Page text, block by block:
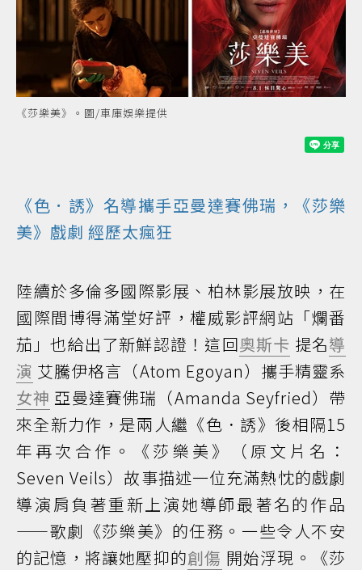
《莎樂美》。圖/車庫娛樂提供
《色．誘》名導攜手亞曼達賽佛瑞，《莎樂
美》 戲劇 經歷太瘋狂
陸續於多倫多國際影展、柏林影展放映，在
國際間博得滿堂好評，權威影評網站「爛番
茄」也給出了新鮮認證！這回奧斯卡 提名導
演 艾騰伊格言（Atom Egoyan）攜手精靈系
女神 亞曼達賽佛瑞（Amanda Seyfried）帶
來全新力作，是兩人繼《色．誘》後相隔15
年再次合作。《莎樂美》（原文片名：
Seven Veils）故事描述一位充滿熱忱的戲劇
導演肩負著重新上演她導師最著名的作品
——歌劇《莎樂美》的任務。一些令人不安
的記憶，將讓她壓抑的創傷 開始浮現。《莎